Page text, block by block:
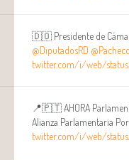
🇩🇴 Presidente de
@DiputadosRD
twitter.com/i/web/status/
📍🇵🇹 AHORA
Alianza Parlamentaria
twitter.com/i/web/status/